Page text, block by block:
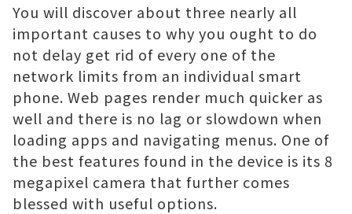
You will discover about three nearly all
important causes to why you ought to do
not delay get rid of every one of the
network limits from an individual smart
phone. Web pages render much quicker as
well and there is no lag or slowdown when
loading apps and navigating menus. One of
the best features found in the device is its 8
megapixel camera that further comes
blessed with useful options.